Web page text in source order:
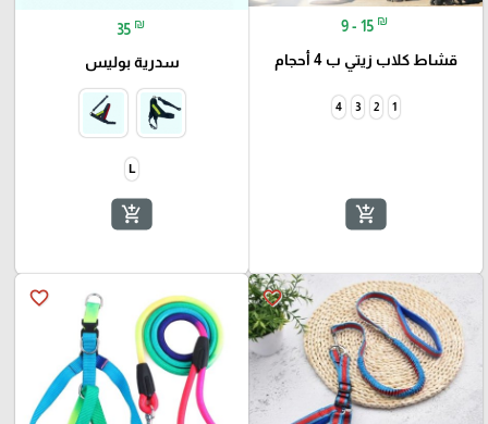
9 - 15 ₪
قشاط كلاب زيتي ب 4 أحجام
1
2
3
4
add_shopping_cart
35 ₪
سدرية بوليس
L
add_shopping_cart
favorite_border
favorite_border